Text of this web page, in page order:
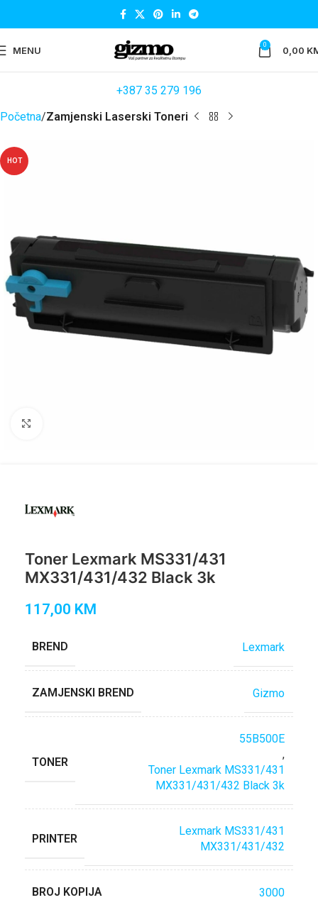
MENU 0 0,00
+387 35 279 196
Početna Zamjenski Laserski Toneri
HOT
Toner Lexmark MS331/431
MX331/431/432 Black 3k
117,00 KM
BREND Lexmark
ZAMJENSKI BREND Gizmo
TONER
55B500E
,
Toner Lexmark MS331/431
MX331/431/432 Black 3k
PRINTER
Lexmark MS331/431
MX331/431/432
BROJ KOPIJA 3000